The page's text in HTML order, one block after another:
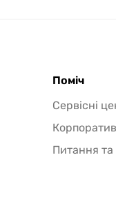
Поміч
Сервісні
Питання та